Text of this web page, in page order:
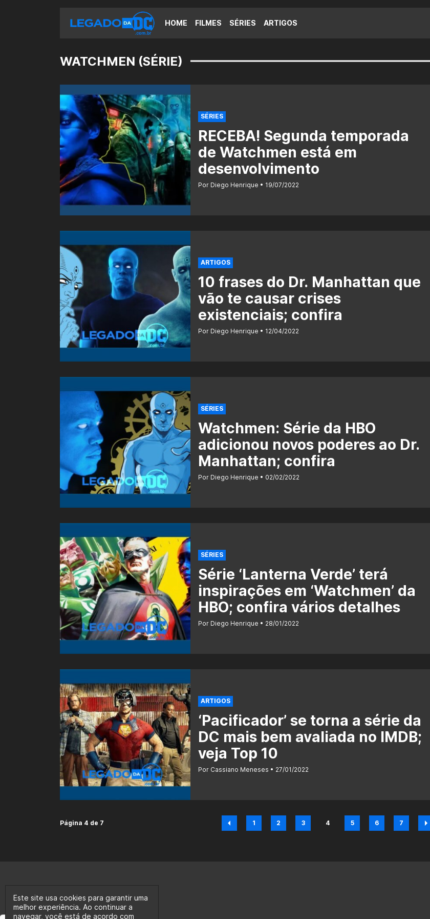
HOME FILMES SÉRIES ARTIGOS
WATCHMEN (SÉRIE)
SÉRIES
RECEBA! Segunda temporada
de Watchmen está em
desenvolvimento
Por Diego Henrique 19/07/2022
ARTIGOS
10 frases do Dr. Manhattan que
vão te causar crises
existenciais; confira
Por Diego Henrique 12/04/2022
SÉRIES
Watchmen: Série da HBO
adicionou novos poderes ao Dr.
Manhattan; confira
Por Diego Henrique 02/02/2022
SÉRIES
Série ‘Lanterna Verde’ terá
inspirações em ‘Watchmen’ da
HBO; confira vários detalhes
Por Diego Henrique 28/01/2022
ARTIGOS
‘Pacificador’ se torna a série da
DC mais bem avaliada no IMDB;
veja Top 10
Por Cassiano Meneses 27/01/2022
Página 4 de 7
Página
1
Página
2
Página
3
Página
4
Página
5
Página
6
Página
7
Este site usa cookies para garantir uma
melhor experiência. Ao continuar a
navegar, você está de acordo com